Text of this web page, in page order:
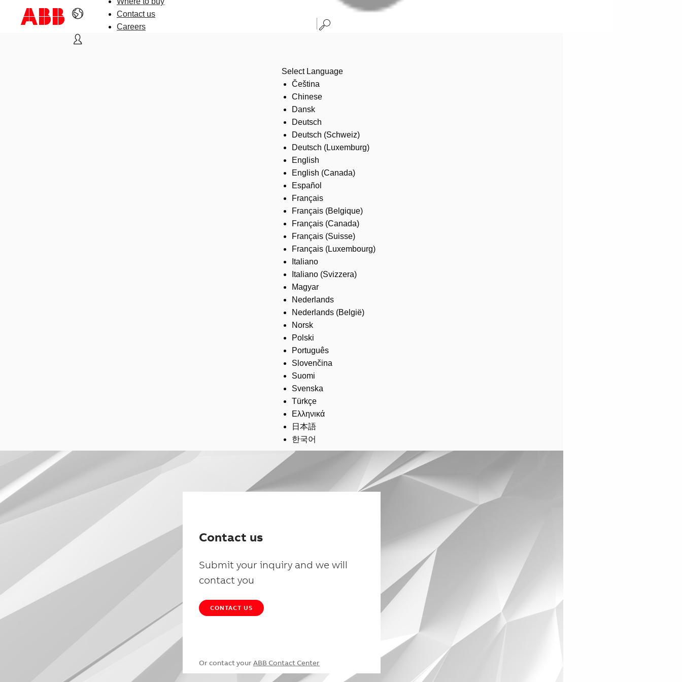
Contact us
Careers
Select Language
Čeština
Chinese
Dansk
Deutsch
Deutsch (Schweiz)
Deutsch (Luxemburg)
English
English (Canada)
Español
Français
Français (Belgique)
Français (Canada)
Français (Suisse)
Français (Luxembourg)
Italiano
Italiano (Svizzera)
Magyar
Nederlands
Nederlands (België)
Norsk
Polski
Português
Slovenčina
Suomi
Svenska
Türkçe
Ελληνικά
日本語
한국어
Contact us
Submit your inquiry and we will
contact you
CONTACT US
Or contact your ABB Contact Center